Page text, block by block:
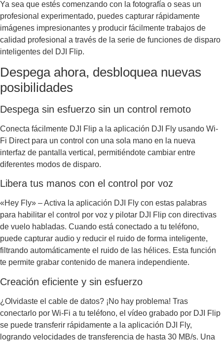
Ya sea que estés comenzando con la fotografía o seas un
profesional experimentado, puedes capturar rápidamente
imágenes impresionantes y producir fácilmente trabajos de
calidad profesional a través de la serie de funciones de disparo
inteligentes del DJI Flip.
Despega ahora, desbloquea nuevas
posibilidades
Despega sin esfuerzo sin un control remoto
Conecta fácilmente DJI Flip a la aplicación DJI Fly usando Wi-
Fi Direct para un control con una sola mano en la nueva
interfaz de pantalla vertical, permitiéndote cambiar entre
diferentes modos de disparo.
Libera tus manos con el control por voz
«Hey Fly» – Activa la aplicación DJI Fly con estas palabras
para habilitar el control por voz y pilotar DJI Flip con directivas
de vuelo habladas. Cuando está conectado a tu teléfono,
puede capturar audio y reducir el ruido de forma inteligente,
filtrando automáticamente el ruido de las hélices. Esta función
te permite grabar contenido de manera independiente.
Creación eficiente y sin esfuerzo
¿Olvidaste el cable de datos? ¡No hay problema! Tras
conectarlo por Wi-Fi a tu teléfono, el vídeo grabado por DJI Flip
se puede transferir rápidamente a la aplicación DJI Fly,
logrando velocidades de transferencia de hasta 30 MB/s. Una